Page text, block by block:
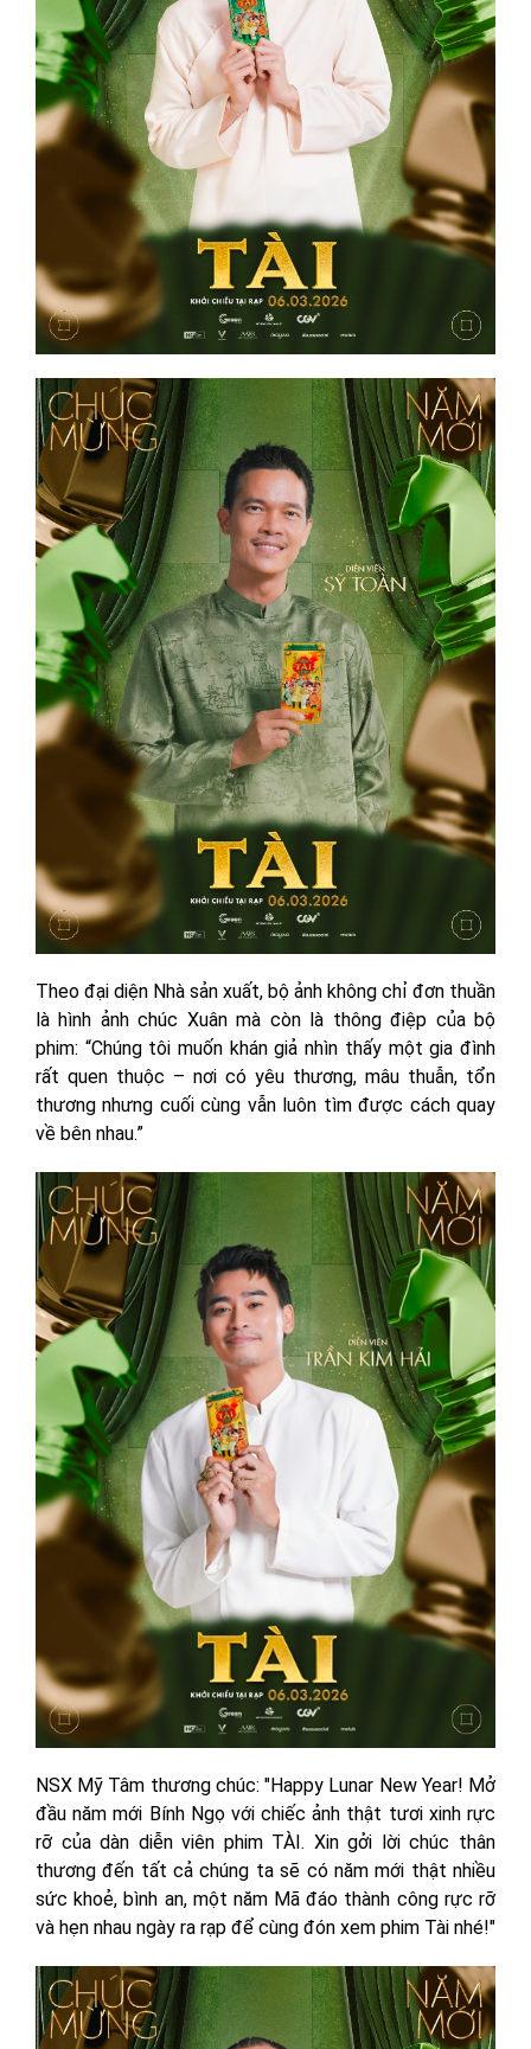
Theo đại diện Nhà sản xuất, bộ ảnh không chỉ đơn thuần
là hình ảnh chúc Xuân mà còn là thông điệp của bộ
phim: “Chúng tôi muốn khán giả nhìn thấy một gia đình
rất quen thuộc – nơi có yêu thương, mâu thuẫn, tổn
thương nhưng cuối cùng vẫn luôn tìm được cách quay
về bên nhau.”
NSX Mỹ Tâm thương chúc: "Happy Lunar New Year! Mở
đầu năm mới Bính Ngọ với chiếc ảnh thật tươi xinh rực
rỡ của dàn diễn viên phim TÀI. Xin gởi lời chúc thân
thương đến tất cả chúng ta sẽ có năm mới thật nhiều
sức khoẻ, bình an, một năm Mã đáo thành công rực rỡ
và hẹn nhau ngày ra rạp để cùng đón xem phim Tài nhé!"